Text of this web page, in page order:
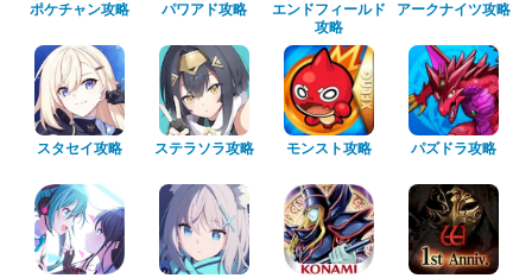
ポケチャン攻略 パワアド攻略
エンドフィールド
攻略
アークナイツ攻略
スタセイ攻略 ステラソラ攻略 モンスト攻略 パズドラ攻略